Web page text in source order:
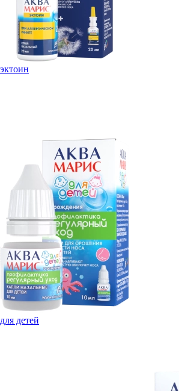
эктоин
для детей